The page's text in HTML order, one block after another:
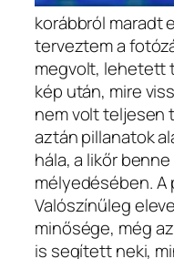
korábbról maradt
terveztem a
megvolt, lehetett
kép után, mire
nem volt teljesen
aztán pillanatok
hála, a likőr
mélyedésében. A
Valószínűleg
minősége, még
is segített neki,